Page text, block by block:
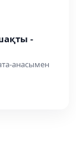
-
анасымен